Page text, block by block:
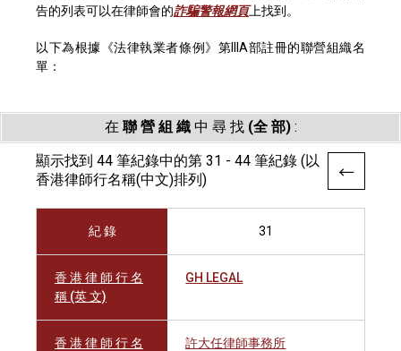
告的列表可以在律師會的詐騙警報網頁上找到。
以下為根據《法律執業者條例》第IIIA部註冊的聯營組織名
單：
在 聯 營 組 織中 尋 找 (全 部):
顯示找到 44 筆紀錄中的第 31 - 44 筆紀錄 (以
香港律師行名稱(中文)排列)
紀 錄 31
香 港 律 師 行 名
稱 (英 文)
GH LEGAL
香 港 律 師 行 名
許大任律師事務所